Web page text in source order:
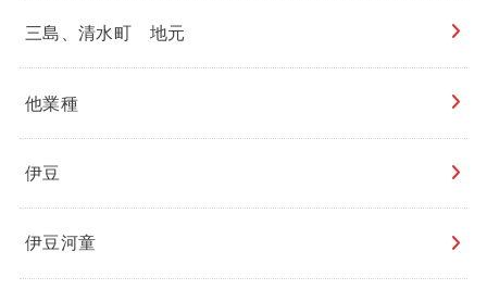
三島、清水町 地元
他業種
伊豆
伊豆河童